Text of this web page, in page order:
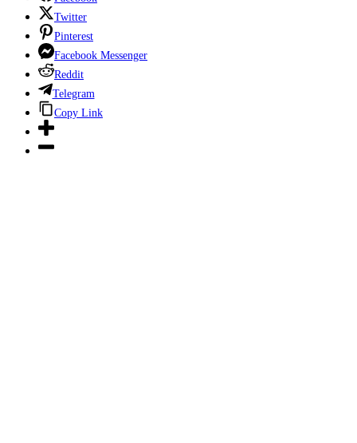
Twitter
Pinterest
Facebook Messenger
Reddit
Telegram
Copy Link